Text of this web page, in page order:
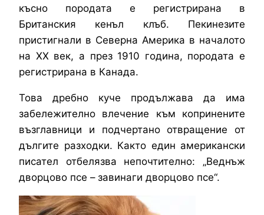
късно породата е регистрирана в
Британския кенъл клъб. Пекинезите
пристигнали в Северна Америка в началото
на XX век, а през 1910 година, породата е
регистрирана в Канада.
Това дребно куче продължава да има
забележително влечение към копринените
възглавници и подчертано отвращение от
дългите разходки. Както един американски
писател отбелязва непочтително: „Веднъж
дворцово псе – завинаги дворцово псе“.